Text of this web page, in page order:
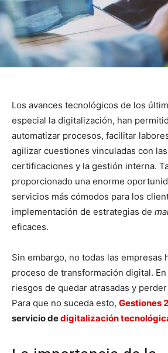
Los avances tecnológicos de los
especial la digitalización, han
automatizar procesos, facilitar
agilizar cuestiones vinculadas con
certificaciones y la gestión interna.
proporcionado una enorme
servicios más cómodos para los
implementación de estrategias de
eficaces.
Sin embargo, no todas las empresas
proceso de transformación digital.
riesgos de quedar atrasadas y
Para que no suceda esto, Gestiones
servicio dedigitalización